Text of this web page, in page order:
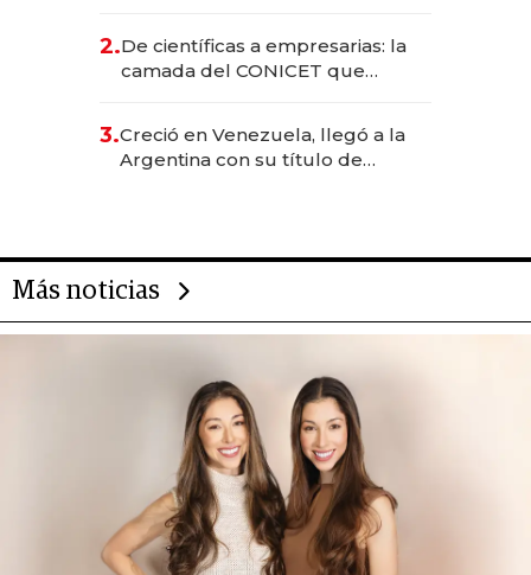
2.De científicas a empresarias: la
camada del CONICET que
3.Creció en Venezuela, llegó a la
Argentina con su título de
Más noticias